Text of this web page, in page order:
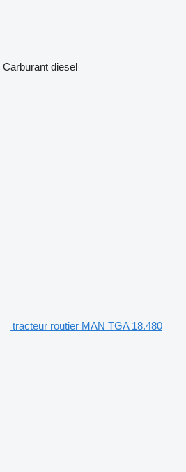
Carburant diesel
tracteur routier MAN TGA 18.480